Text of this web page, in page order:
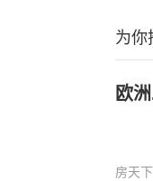
为你
欧
房天下